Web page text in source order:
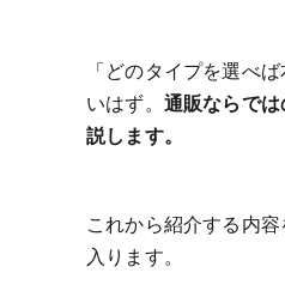
「どのタイプを選べ
いはず。 通販ならで
説します。
これから紹介する内
入ります。